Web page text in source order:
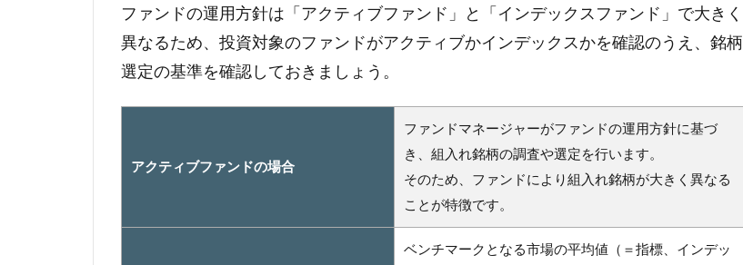
ファンドの運用方針は「アクティブファンド」と「インデックスファンド」で大きく
異なるため、投資対象のファンドがアクティブかインデックスかを確認のうえ、銘柄
選定の基準を確認しておきましょう。
アクティブファンドの場合
ファンドマネージャーがファンドの運用方針に基づ
き、組入れ銘柄の調査や選定を行います。
そのため、ファンドにより組入れ銘柄が大きく異なる
ことが特徴です。
ベンチマークとなる市場の平均値（＝指標、インデッ